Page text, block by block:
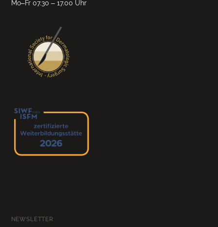
Mo–Fr 07.30 – 17.00 Uhr
NEWSLETTER